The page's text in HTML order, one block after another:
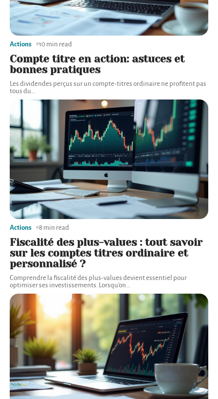
Compte titre en action: astuces et
bonnes pratiques
Les dividendes perçus sur un compte-titres ordinaire ne profitent pas
tous du
Actions 10 min read
Fiscalité des plus-values : tout savoir
sur les comptes titres ordinaire et
personnalisé ?
Comprendre la fiscalité des plus-values devient essentiel pour
optimiser ses investissements. Lorsqu'on
Actions 8 min read